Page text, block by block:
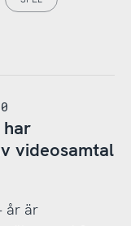
videosamtal
år är